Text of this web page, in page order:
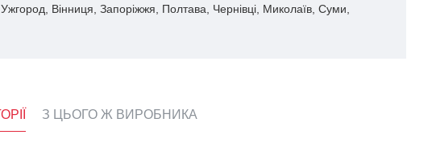
Вінниця, Запоріжжя, Полтава, Чернівці, Миколаїв, Суми,
З ЦЬОГО Ж ВИРОБНИКА